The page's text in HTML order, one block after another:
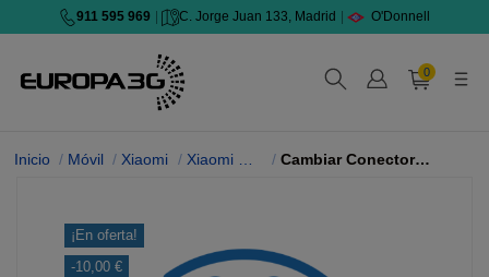
911 595 969 C. Jorge Juan 133, Madrid O'Donnell
0
Inicio Móvil Xiaomi Xiaomi Mi Mix 2 Cambiar Conector de Carga
¡En oferta!
-10,00 €